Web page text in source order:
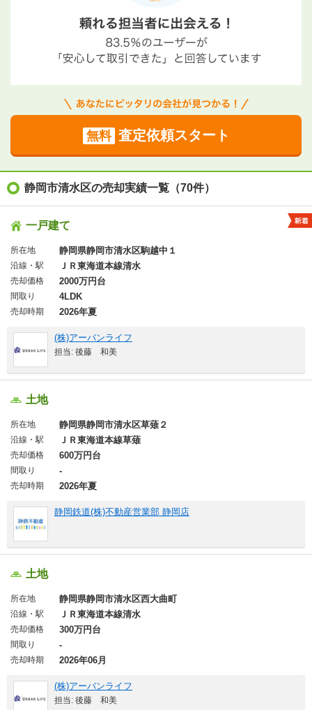
無料 査定依頼スタート
静岡市清水区の売却実績一覧（70件）
一戸建て
所在地 静岡県静岡市清水区駒越中１
沿線・駅 ＪＲ東海道本線清水
売却価格 2000万円台
間取り 4LDK
売却時期 2026年夏
(株)アーバンライフ
担当: 後藤 和美
土地
所在地 静岡県静岡市清水区草薙２
沿線・駅 ＪＲ東海道本線草薙
売却価格 600万円台
間取り -
売却時期 2026年夏
静岡鉄道(株)不動産営業部 静岡店
土地
所在地 静岡県静岡市清水区西大曲町
沿線・駅 ＪＲ東海道本線清水
売却価格 300万円台
間取り -
売却時期 2026年06月
(株)アーバンライフ
担当: 後藤 和美